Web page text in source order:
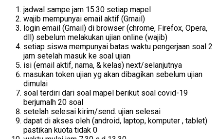
jadwal sampe jam 15.30 setiap mapel
wajib mempunyai email aktif (Gmail)
login email (Gmail) di browser (chrome, Firefox, Opera,
dll) sebelum melakukan ujian online (wajib)
setiap siswa mempunyai batas waktu pengerjaan soal 2
jam setelah masuk ke soal ujian
isi (email aktif, nama, & kelas) next/selanjutnya
masukan token ujian yg akan dibagikan sebelum ujian
dimulai
soal terdiri dari soal mapel berikut soal covid-19
berjumalh 20 soal
setelah selesai kirim/send. ujian selesai
dapat di akses oleh (android, laptop, komputer , tablet)
pastikan kuota tidak 0